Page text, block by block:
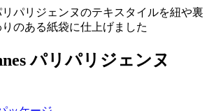
パリジェンヌのテキスタイルを紐や裏
のある紙袋に仕上げました
パリパリジェンヌ